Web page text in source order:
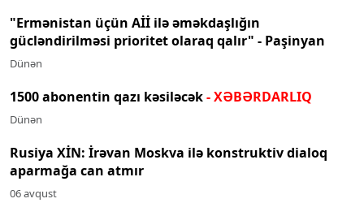
"Ermənistan üçün Aİİ ilə əməkdaşlığın
gücləndirilməsi prioritet olaraq qalır" - Paşinyan
Dünən
1500 abonentin qazı kəsiləcək- XƏBƏRDARLIQ
Dünən
Rusiya XİN: İrəvan Moskva ilə konstruktiv dialoq
aparmağa can atmır
06 avqust